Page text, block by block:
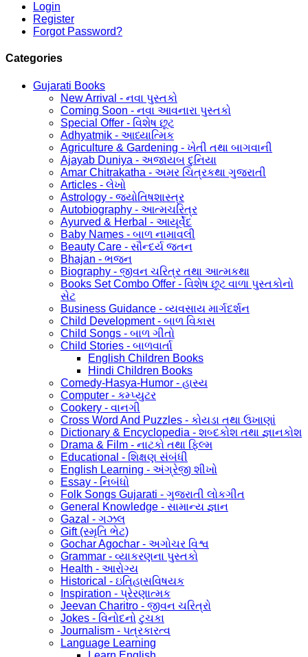
Login
Register
Forgot Password?
Categories
Gujarati Books
New Arrival - નવા પુસ્તકો
Coming Soon - નવા આવનારા પુસ્તકો
Special Offer - વિશેષ છૂટ
Adhyatmik - આધ્યાત્મિક
Agriculture & Gardening - ખેતી તથા બાગવાની
Ajayab Duniya - અજાયબ દુનિયા
Amar Chitrakatha - અમર ચિત્રકથા ગુજરાતી
Articles - લેખો
Astrology - જ્યોતિષશાસ્ત્ર
Autobiography - આત્મચરિત્ર
Ayurved & Herbal - આયૂર્વેદ
Baby Names - બાળ નામાવલી
Beauty Care - સૌન્દર્ય જતન
Bhajan - ભજન
Biography - જીવન ચરિત્ર તથા આત્મકથા
Books Set Combo Offer - વિશેષ છૂટ વાળા પુસ્તકોનો
સેટ
Business Guidance - વ્યવસાય માર્ગદર્શન
Child Development - બાળ વિકાસ
Child Songs - બાળ ગીતો
Child Stories - બાળવાર્તા
English Children Books
Hindi Children Books
Comedy-Hasya-Humor - હાસ્ય
Computer - કમ્પ્યુટર
Cookery - વાનગી
Cross Word And Puzzles - કોયડા તથા ઉખાણાં
Dictionary & Encyclopedia - શબ્દકોશ તથા જ્ઞાનકોશ
Drama & Film - નાટકો તથા ફિલ્મ
Educational - શિક્ષણ સંબંધી
English Learning - અંગ્રેજી શીખો
Essay - નિબંધો
Folk Songs Gujarati - ગુજરાતી લોકગીત
General Knowledge - સામાન્ય જ્ઞાન
Gazal - ગઝલ
Gift (સ્મૃતિ ભેટ)
Gochar Agochar - અગોચર વિશ્વ
Grammar - વ્યાકરણના પુસ્તકો
Health - આરોગ્ય
Historical - ઇતિહાસવિષયક
Inspiration - પ્રેરણાત્મક
Jeevan Charitro - જીવન ચરિત્રો
Jokes - વિનોદનો ટુચકા
Journalism - પત્રકારત્વ
Language Learning